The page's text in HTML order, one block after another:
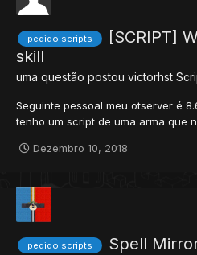
pedido scripts
[SCRIPT]
skill
uma questão postou victorhst
Seguinte pessoal meu otserver é
tenho um script de uma arma que
caso ela lança as flechas com os
Dezembro 10, 2018
pedido scripts Spell